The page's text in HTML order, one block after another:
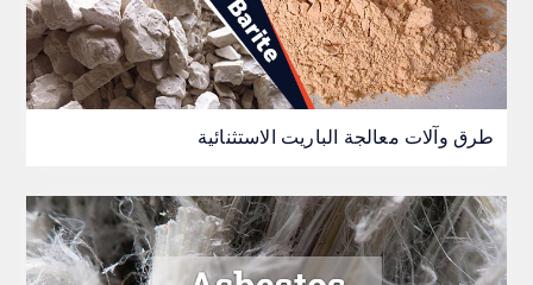
طرق وآلات معالجة الباريت الاستثنائية